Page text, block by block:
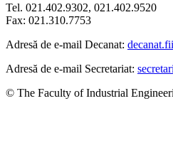
Tel. 021.402.9302, 021.402.9520
Fax: 021.310.7753
Adresă de e-mail Decanat:
Adresă de e-mail Secretariat:
© The Faculty of Industrial